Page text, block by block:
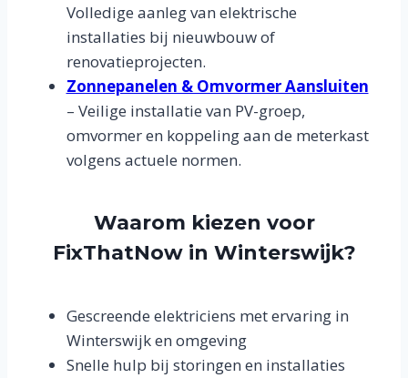
Volledige aanleg van elektrische
installaties bij nieuwbouw of
renovatieprojecten.
Zonnepanelen & Omvormer Aansluiten
– Veilige installatie van PV-groep,
omvormer en koppeling aan de meterkast
volgens actuele normen.
Waarom kiezen voor
FixThatNow in Winterswijk?
Gescreende elektriciens met ervaring in
Winterswijk en omgeving
Snelle hulp bij storingen en installaties